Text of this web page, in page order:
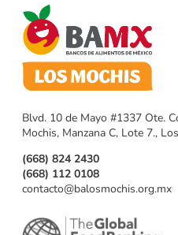
Blvd. 10 de Mayo #1337 Ote.
Mochis, Manzana C, Lote 7.,
(668) 824 2430
(668) 112 0108
contacto@balosmochis.org.mx